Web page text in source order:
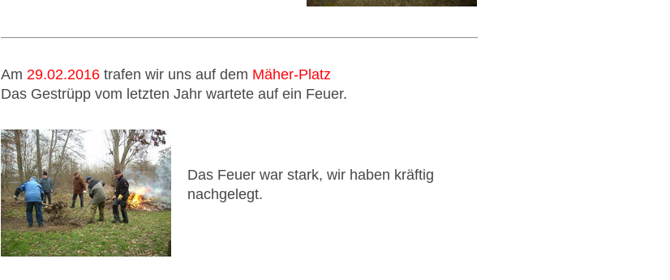
Am29.02.2016 trafen wir uns auf dem Mäher-Platz
Das Gestrüpp vom letzten Jahr wartete auf ein Feuer.
Das Feuer war stark, wir haben kräftig
nachgelegt.